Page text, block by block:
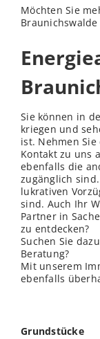
Möchten Sie
Sie können in
kriegen und
ist. Nehmen
Kontakt zu uns
ebenfalls die
zugänglich
lukrativen
sind. Auch Ihr
Partner in
zu entdecken?
Suchen Sie
Beratung?
Mit unserem
ebenfalls
Grundstücke